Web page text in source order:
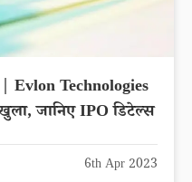
Evlon Technologies
जानिए IPO डिटेल्स
6th Apr 2023